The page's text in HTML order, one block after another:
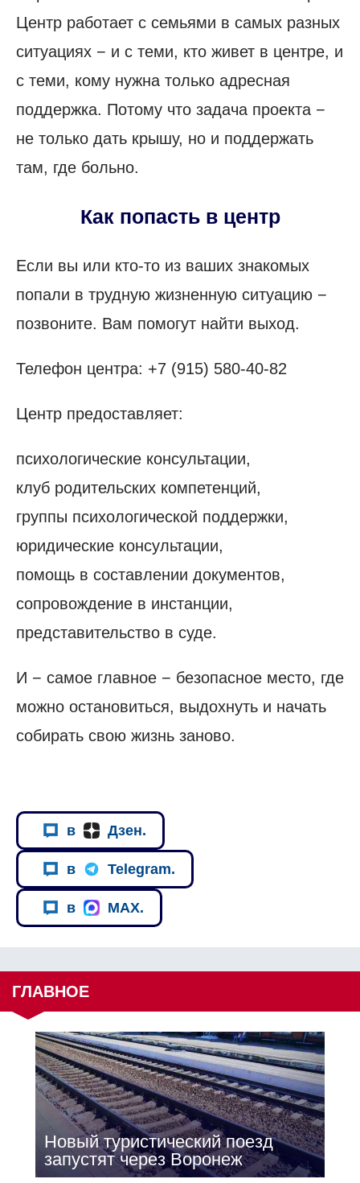
Центр работает с семьями в самых разных
ситуациях − и с теми, кто живет в центре, и
с теми, кому нужна только адресная
поддержка. Потому что задача проекта −
не только дать крышу, но и поддержать
там, где больно.
Как попасть в центр
Если вы или кто-то из ваших знакомых
попали в трудную жизненную ситуацию −
позвоните. Вам помогут найти выход.
Телефон центра: +7 (915) 580-40-82
Центр предоставляет:
психологические консультации,
клуб родительских компетенций,
группы психологической поддержки,
юридические консультации,
помощь в составлении документов,
сопровождение в инстанции,
представительство в суде.
И − самое главное − безопасное место, где
можно остановиться, выдохнуть и начать
собирать свою жизнь заново.
в Дзен.
в Telegram.
в MAX.
ГЛАВНОЕ
Новый туристический поезд
запустят через Воронеж